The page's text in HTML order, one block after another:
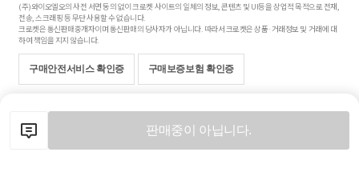
판매중이 아닙니다.
(주)와이오엘오의 사전 서면 동의 없이 크로켓 사이트의 일체의 정보, 콘텐츠 및 UI등을 상업적 목적으로 전재,
전송, 스크래핑 등 무단 사용할 수 없습니다.
크로켓은 통신판매중개자이며 통신판매의 당사자가 아닙니다. 따라서 크로켓은 상품·거래정보 및 거래에 대
하여 책임을 지지 않습니다.
구매안전서비스 확인증 구매보증보험 확인증